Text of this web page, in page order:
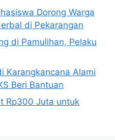
Dorong Warga
di Pekarangan
di Pamulihan, Pelaku
Karangkancana Alami
Beri Bantuan
Rp300 Juta untuk